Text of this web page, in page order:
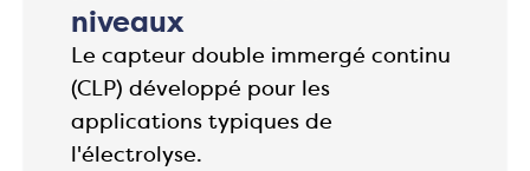
niveaux
Le capteur double immergé continu
(CLP) développé pour les
applications typiques de
l'électrolyse.